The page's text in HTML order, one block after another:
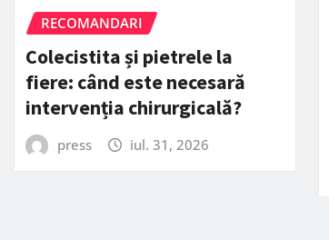
RECOMANDARI
Colecistita și pietrele la
fiere: când este necesară
intervenția chirurgicală?
press iul. 31, 2026